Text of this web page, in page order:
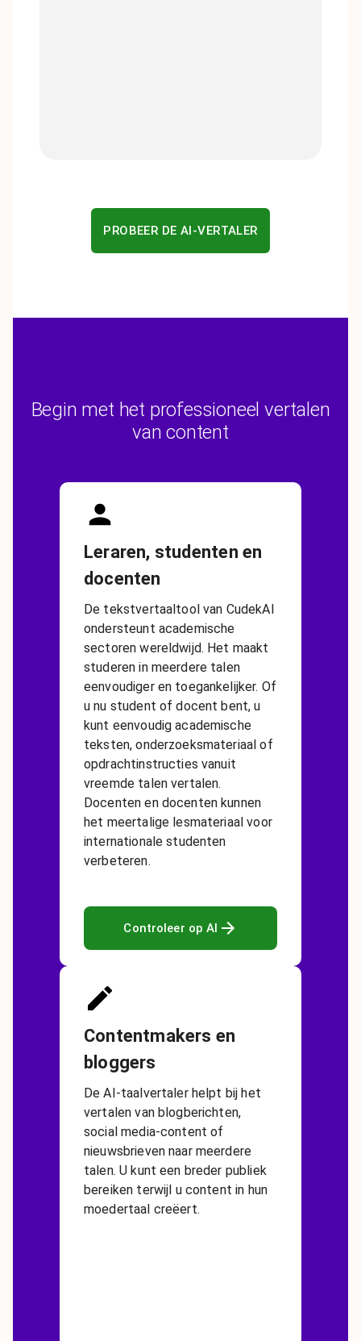
PROBEER DE AI-VERTALER
Begin met het professioneel vertalen
van content
Leraren, studenten en
docenten
De tekstvertaaltool van CudekAI
ondersteunt academische
sectoren wereldwijd. Het maakt
studeren in meerdere talen
eenvoudiger en toegankelijker. Of
u nu student of docent bent, u
kunt eenvoudig academische
teksten, onderzoeksmateriaal of
opdrachtinstructies vanuit
vreemde talen vertalen.
Docenten en docenten kunnen
het meertalige lesmateriaal voor
internationale studenten
verbeteren.
Controleer op AI
Contentmakers en
bloggers
De AI-taalvertaler helpt bij het
vertalen van blogberichten,
social media-content of
nieuwsbrieven naar meerdere
talen. U kunt een breder publiek
bereiken terwijl u content in hun
moedertaal creëert.